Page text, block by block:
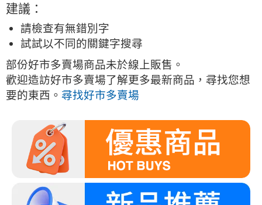
建議：
請檢查有無錯別字
試試以不同的關鍵字搜尋
部份好市多賣場商品未於線上販售。
歡迎造訪好市多賣場了解更多最新商品，尋找您想
要的東西。 尋找好市多賣場